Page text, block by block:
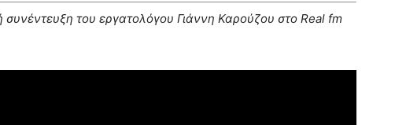
του εργατολόγου Γιάννη Καρούζου στο Real fm